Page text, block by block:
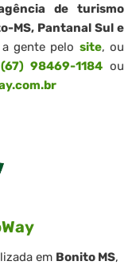
de turismo
MS, Pantanal Sul e
gente pelo site, ou
98469-1184ou
em Bonito MS,